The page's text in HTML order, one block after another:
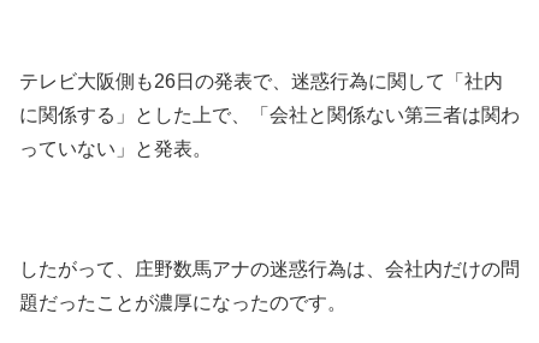
テレビ大阪側も26日の発表で、迷惑行為に関して「社内
に関係する」とした上で、「会社と関係ない第三者は関わ
っていない」と発表。
したがって、庄野数馬アナの迷惑行為は、会社内だけの問
題だったことが濃厚になったのです。